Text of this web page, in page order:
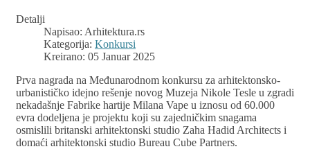
Detalji
Napisao: Arhitektura.rs
Kategorija: Konkursi
Kreirano: 05 Januar 2025
Prva nagrada na Međunarodnom konkursu za arhitektonsko-
urbanističko idejno rešenje novog Muzeja Nikole Tesle u zgradi
nekadašnje Fabrike hartije Milana Vape u iznosu od 60.000
evra dodeljena je projektu koji su zajedničkim snagama
osmislili britanski arhitektonski studio Zaha Hadid Architects i
domaći arhitektonski studio Bureau Cube Partners.